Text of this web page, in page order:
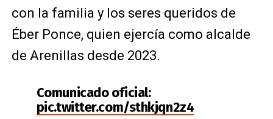
con la familia y los seres queridos de
Éber Ponce, quien ejercía como alcalde
de Arenillas desde 2023.
Comunicado oficial:
pic.twitter.com/sthkjqn2z4